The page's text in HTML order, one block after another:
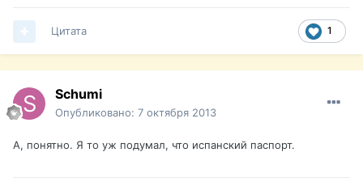
1
Цитата
Schumi
Опубликовано: 7 октября 2013
А, понятно. Я то уж подумал, что испанский паспорт.